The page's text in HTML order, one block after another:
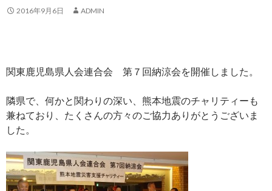
2016年9月6日 ADMIN
関東鹿児島県人会連合会 第７回納涼会を開催しました。
隣県で、何かと関わりの深い、熊本地震のチャリティーも
兼ねており、たくさんの方々のご協力ありがとうございま
した。